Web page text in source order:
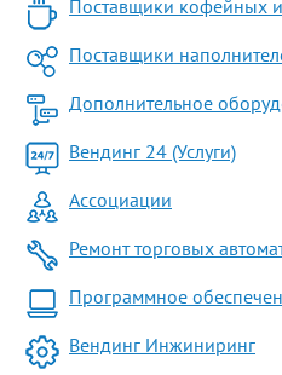
Поставщики кофейных
Поставщики
Дополнительное
Вендинг 24 (Услуги)
Ассоциации
Ремонт торговых
Программное
Вендинг Инжиниринг